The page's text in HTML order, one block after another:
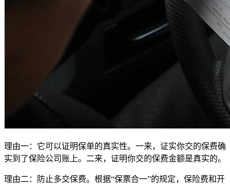
理由一：它可以证明保单的真实性。一来，证实你交的保费确
实到了保险公司账上。二来，证明你交的保费金额是真实的。
理由二：防止多交保费。根据“保票合一”的规定，保险费和开